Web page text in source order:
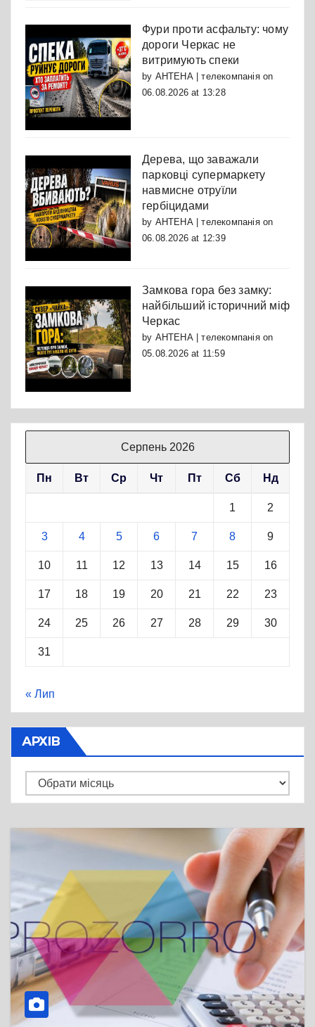
Фури проти асфальту: чому
дороги Черкас не
витримують спеки
by АНТЕНА | телекомпаніяon
06.08.2026 at 13:28
Дерева, що заважали
парковці супермаркету
навмисне отруїли
гербіцидами
by АНТЕНА | телекомпаніяon
06.08.2026 at 12:39
Замкова гора без замку:
найбільший історичний міф
Черкас
by АНТЕНА | телекомпаніяon
05.08.2026 at 11:59
Серпень 2026
Пн Вт Ср Чт Пт Сб Нд
1 2
3 4 5 6 7 8 9
10 11 12 13 14 15 16
17 18 19 20 21 22 23
24 25 26 27 28 29 30
31
« Лип
АРХІВ
Архів